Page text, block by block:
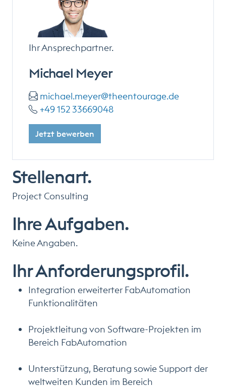
Ihr Ansprechpartner.
Michael Meyer
michael.meyer@theentourage.de
+49 152 33669048
Jetzt bewerben
Stellenart.
Project Consulting
Ihre Aufgaben.
Keine Angaben.
Ihr Anforderungsprofil.
Integration erweiterter FabAutomation
Funktionalitäten
Projektleitung von Software-Projekten im
Bereich FabAutomation
Unterstützung, Beratung sowie Support der
weltweiten Kunden im Bereich